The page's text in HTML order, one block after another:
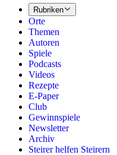
Rubriken
Orte
Themen
Autoren
Spiele
Podcasts
Videos
Rezepte
E-Paper
Club
Gewinnspiele
Newsletter
Archiv
Steirer helfen Steirern